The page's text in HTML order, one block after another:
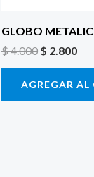
GLOBO
$4.000 $ 2.800
AGREGAR AL